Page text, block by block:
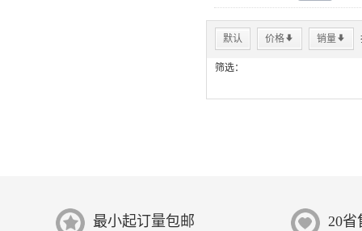
默认 价格* 销量*
筛选：
最小起订量包邮 20省